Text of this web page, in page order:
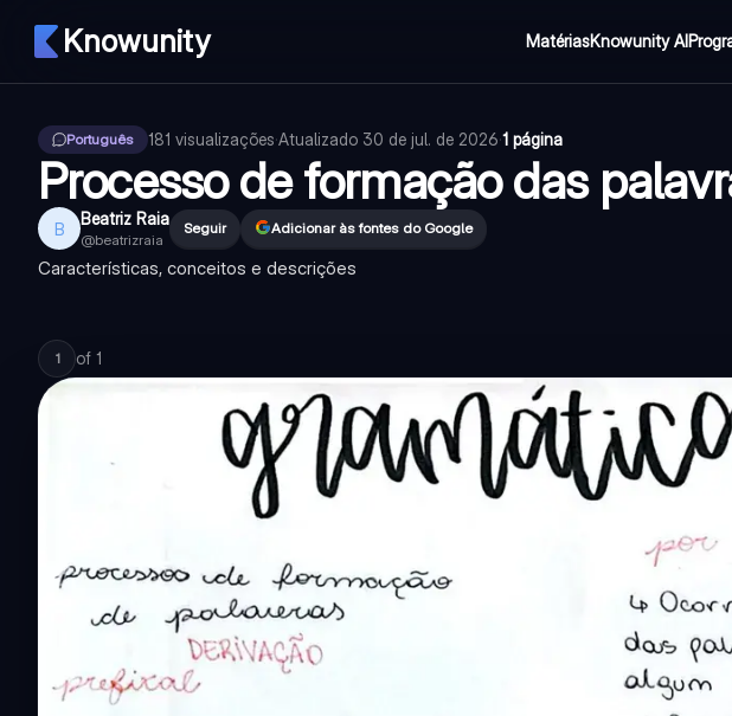
Knowunity MatériasKnowunity AI
Português 181 visualizações·Atualizado 30 de jul. de 2026·1 página
Processo de formação das
B Beatriz Raia
@beatrizraia
Seguir Adicionar às fontes do Google
Características, conceitos e descrições
1 of 1